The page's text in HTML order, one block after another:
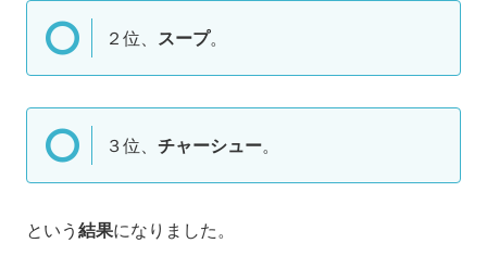
２位、 スープ。
３位、 チャーシュー。
という結果になりました。